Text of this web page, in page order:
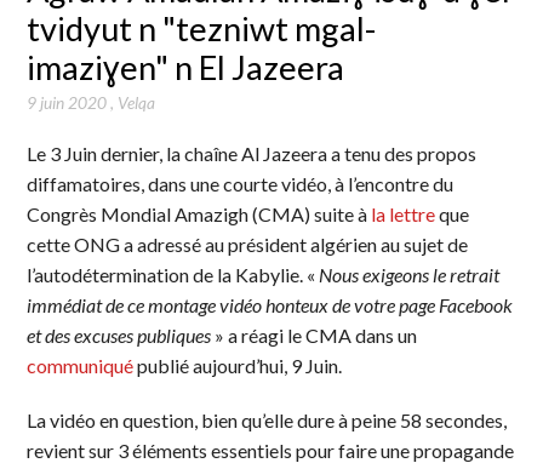
tvidyut n "tezniwt mgal-
imaziɣen" n El Jazeera
9 juin 2020, Velqa
Le 3 Juin dernier, la chaîne Al Jazeera a tenu des propos
diffamatoires, dans une courte vidéo, à l’encontre du
Congrès Mondial Amazigh (CMA) suite à la lettreque
cette ONG a adressé au président algérien au sujet de
l’autodétermination de la Kabylie. « Nous exigeons le retrait
immédiat de ce montage vidéo honteux de votre page Facebook
et des excuses publiques » a réagi le CMA dans un
communiquépublié aujourd’hui, 9 Juin.
La vidéo en question, bien qu’elle dure à peine 58 secondes,
revient sur 3 éléments essentiels pour faire une propagande